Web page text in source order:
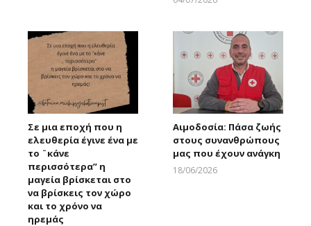
Σε μια εποχή που η
ελευθερία έγινε ένα με
το ¨κάνε
περισσότερα” η
μαγεία βρίσκεται στο
να βρίσκεις τον χώρο
και το χρόνο να
ηρεμάς
Αιμοδοσία: Πάσα ζωής
στους συνανθρώπους
μας που έχουν ανάγκη
18/06/2026